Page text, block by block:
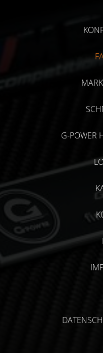
G-POWER